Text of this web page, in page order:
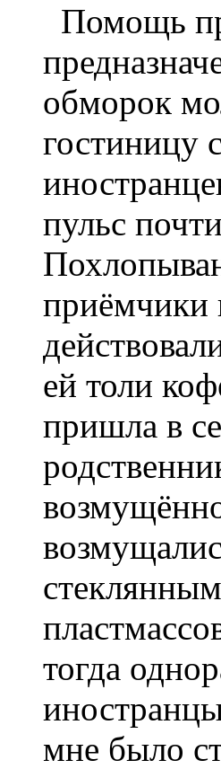
Помощь
обморок
гостиницу
пульс
приёмчики
ей толи
пришла в
тогда
мне было